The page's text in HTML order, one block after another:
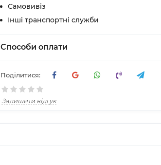
Самовивіз
Інші транспортні служби
Способи оплати
Поділитися:
Залишити відгук